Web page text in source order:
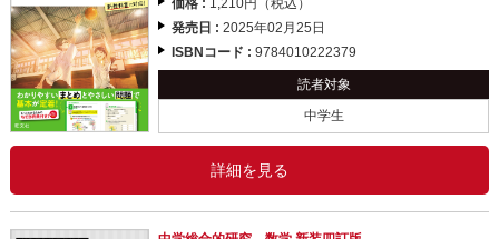
価格 : 1,210円（税込）
発売日 :2025年02月25日
ISBNコード :9784010222379
読者対象
中学生
詳細を見る